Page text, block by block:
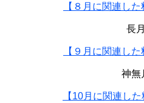
【８月に関連した
長月
【９月に関連した
神無
【10月に関連し